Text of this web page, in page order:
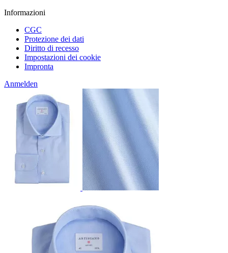
Informazioni
CGC
Protezione dei dati
Diritto di recesso
Impostazioni dei cookie
Impronta
Anmelden